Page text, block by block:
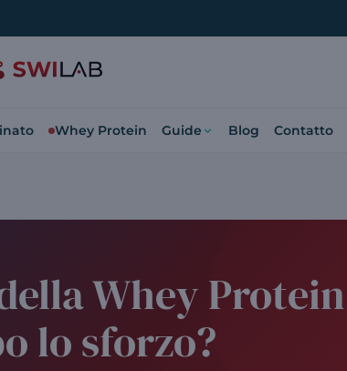
Whey Protein Guide Blog Contatto
Whey Protein
lo sforzo?